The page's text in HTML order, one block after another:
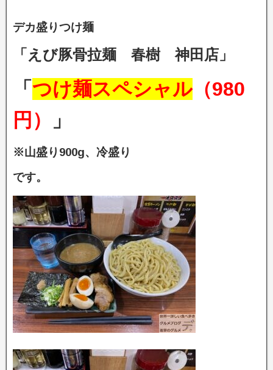
デカ盛りつけ麺
「えび豚骨拉麺 春樹 神田店」
「 つけ麺スペシャル（980
円）
」
※山盛り900g、冷盛り
です。